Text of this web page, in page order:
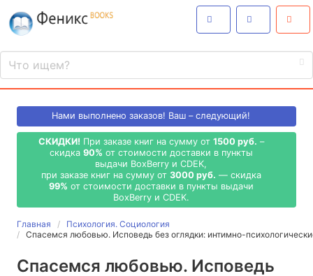
Нами выполнено заказов! Ваш – следующий!
СКИДКИ! При заказе книг на сумму от 1500 руб. –
скидка 90% от стоимости доставки в пункты
выдачи BoxBerry и CDEK,
при заказе книг на сумму от 3000 руб. — скидка
99% от стоимости доставки в пункты выдачи
BoxBerry и CDEK.
Главная
Психология. Социология
Спасемся любовью. Исповедь без оглядки: интимно-
Спасемся любовью. Исповедь